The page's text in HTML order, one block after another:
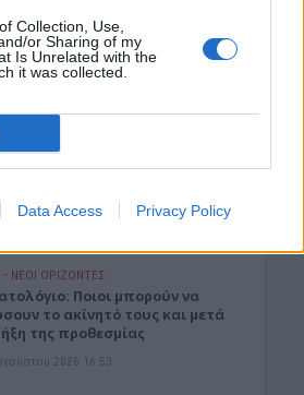
Collection, Use,
or Sharing of my
Is Unrelated with the
it was collected.
Data Access Privacy Policy
ΧΑΝΊΩΝ
Δίκτυο περισσότερων από 60
πόσιμου νερού
Την εντόπισε περιπολικό,
ημέρες μετά βρέθηκε νεκρή
• ΝΕΟΙ ΟΡΙΖΟΝΤΕΣ
Ποιοι μπορούν να
το ακίνητό τους και μετά
της προθεσμίας
2026 16:53